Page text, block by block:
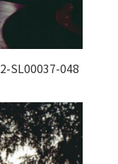
SL00037-048